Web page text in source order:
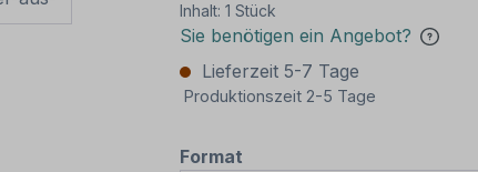
Inhalt: 1 Stück
Sie benötigen ein Angebot?
Lieferzeit 5-7 Tage
Produktionszeit 2-5 Tage
Format